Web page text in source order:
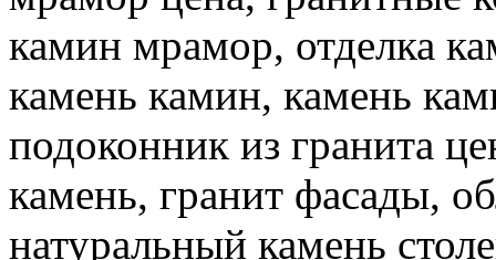
камин мрамор, отделка
камень камин, камень
подоконник из гранита
камень, гранит фасады,
натуральный камень